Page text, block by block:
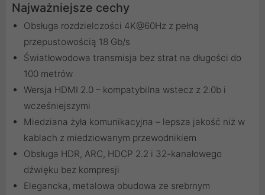
Najważniejsze cechy
Obsługa rozdzielczości 4K@60Hz z pełną
przepustowością 18 Gb/s
Światłowodowa transmisja bez strat na długości do
100 metrów
Wersja HDMI 2.0 – kompatybilna wstecz z 2.0b i
wcześniejszymi
Miedziana żyła komunikacyjna – lepsza jakość niż w
kablach z miedziowanym przewodnikiem
Obsługa HDR, ARC, HDCP 2.2 i 32-kanałowego
dźwięku bez kompresji
Elegancka, metalowa obudowa ze srebrnym